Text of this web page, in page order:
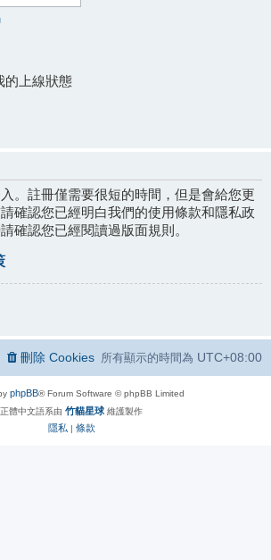
的上線狀態
。註冊僅需要很短的時間，但是會給您更
確認您已經明白我們的使用條款和隱私政
確認您已經閱讀過版面規則。
所有顯示的時間為 UTC+08:00
刪除 Cookies
phpBB® Forum Software © phpBB Limited
正體中文語系由 竹貓星球 維護製作
隱私 | 條款